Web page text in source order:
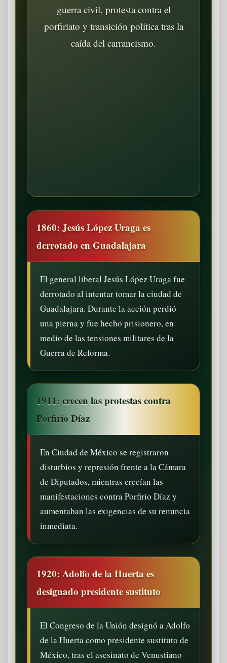
guerra civil, protesta contra el
porfiriato y transición política tras la
caída del carrancismo.
1860: Jesús López Uraga es
derrotado en Guadalajara
El general liberal Jesús López Uraga fue
derrotado al intentar tomar la ciudad de
Guadalajara. Durante la acción perdió
una pierna y fue hecho prisionero, en
medio de las tensiones militares de la
Guerra de Reforma.
1911: crecen las protestas contra
Porfirio Díaz
En Ciudad de México se registraron
disturbios y represión frente a la Cámara
de Diputados, mientras crecían las
manifestaciones contra Porfirio Díaz y
aumentaban las exigencias de su renuncia
inmediata.
1920: Adolfo de la Huerta es
designado presidente sustituto
El Congreso de la Unión designó a Adolfo
de la Huerta como presidente sustituto de
México, tras el asesinato de Venustiano